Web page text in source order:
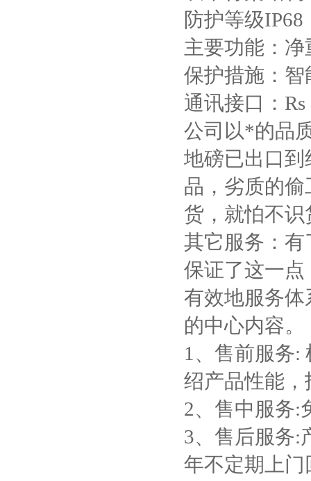
防护等级IP68
主要功能：
保护措施：
通讯接口：
公司以*的品
地磅已出口
品，劣质的
货，就怕不
其它服务：
保证了这一
有效地服务
的中心内容。
1、售前服务:
绍产品性能
2、售中服务:
3、售后服务:
年不定期上门